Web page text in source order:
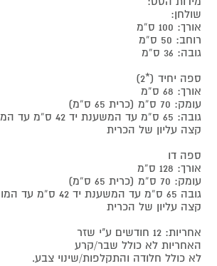
שולחן:
אורך: 100 ס”מ
רוחב: 50 ס”מ
גובה: 36 ס”מ
ספה יחיד (*2)
אורך: 68 ס”מ
עומק: 70 ס”מ (כרית 65 ס”מ)
קצה עליון של הכרית
ספה דו
אורך: 128 ס”מ
עומק: 70 ס”מ (כרית 65 ס”מ)
קצה עליון של הכרית
אחריות: 12 חודשים ע"י שזר
האחריות לא כולל שבר/קרע
לא כולל חלודה והתקלפות/שינוי צבע.